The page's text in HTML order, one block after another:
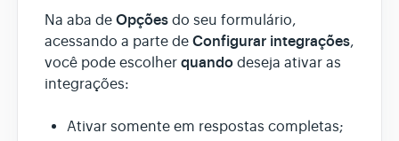
Na aba de Opções do seu formulário,
acessando a parte de Configurar integrações,
você pode escolher quando deseja ativar as
integrações:
Ativar somente em respostas completas;